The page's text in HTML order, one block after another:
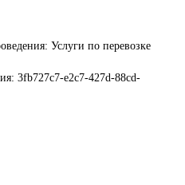
Услуги по перевозке
3fb727c7-e2c7-427d-88cd-